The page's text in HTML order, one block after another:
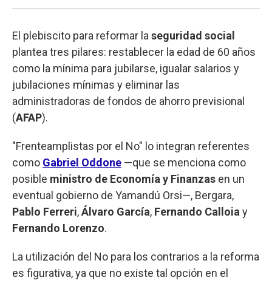
El plebiscito para reformar la seguridad social
plantea tres pilares: restablecer la edad de 60 años
como la mínima para jubilarse, igualar salarios y
jubilaciones mínimas y eliminar las
administradoras de fondos de ahorro previsional
(AFAP).
"Frenteamplistas por el No" lo integran referentes
como Gabriel Oddone —que se menciona como
posible ministro de Economía y Finanzas en un
eventual gobierno de Yamandú Orsi—, Bergara,
Pablo Ferreri,Álvaro García, Fernando Calloia y
Fernando Lorenzo.
La utilización del No para los contrarios a la reforma
es figurativa, ya que no existe tal opción en el